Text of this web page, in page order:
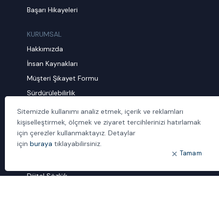
Başarı Hikayeleri
KURUMSAL
Hakkımızda
İnsan Kaynakları
Müşteri Şikayet Formu
Sürdürülebilirlik
Politika ve Prosedürler
İletişim
ÖNE ÇIKANLAR
Dijital Sözlük
Sitemizde kullanımı analiz etmek, içerik ve reklamları
kişiselleştirmek, ölçmek ve ziyaret tercihlerinizi hatırlamak
için çerezler kullanmaktayız. Detaylar
için buraya tıklayabilirsiniz.
Tamam